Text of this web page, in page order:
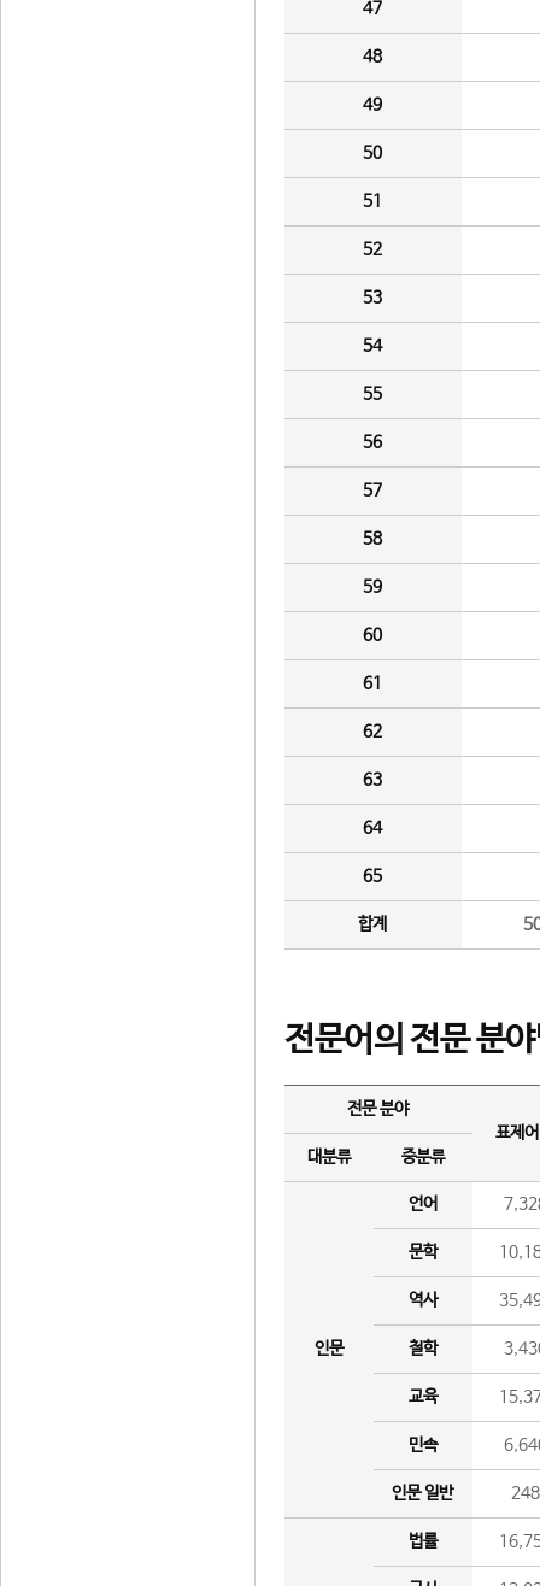
47
48
49
50
51
52
53
54
55
56
57
58
59
60
61
62
63
64
65
합계
전문어의 전문 분
전문 분야
표제
대분류
중분류
인문
언어
문학
역사
철학
교육
민속
인문 일반 248
법률